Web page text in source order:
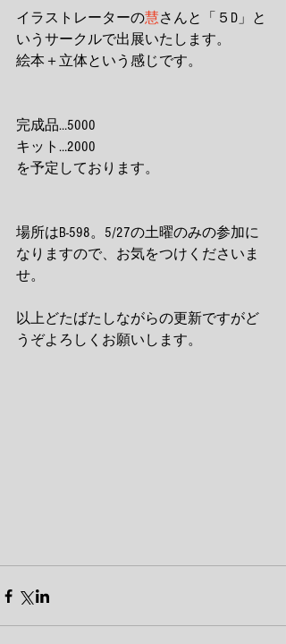
イラストレーターの慧さんと「５D」と
いうサークルで出展いたします。
絵本＋立体という感じです。
完成品…5000
キット…2000
を予定しております。
場所はB-598。5/27の土曜のみの参加に
なりますので、お気をつけくださいま
せ。
以上どたばたしながらの更新ですがど
うぞよろしくお願いします。